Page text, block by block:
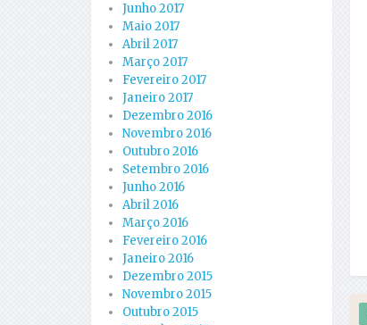
Junho 2017
Maio 2017
Abril 2017
Março 2017
Fevereiro 2017
Janeiro 2017
Dezembro 2016
Novembro 2016
Outubro 2016
Setembro 2016
Junho 2016
Abril 2016
Março 2016
Fevereiro 2016
Janeiro 2016
Dezembro 2015
Novembro 2015
Outubro 2015